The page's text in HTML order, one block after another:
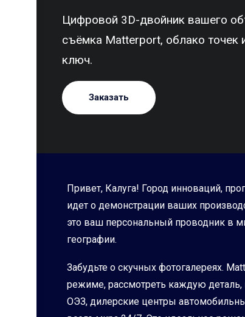
Цифровой 3D-двойник вашего
съёмка Matterport, облако точек
ключ.
Заказать
Привет, Калуга! Город инноваций,
идет о демонстрации ваших
это ваш персональный проводник в
географии.
Забудьте о скучных фотогалереях.
режиме, рассмотреть каждую
ОЭЗ, дилерские центры